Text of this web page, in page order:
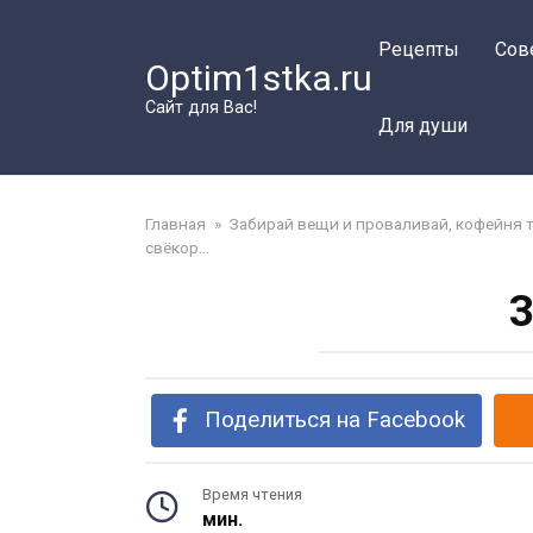
Optim1stka.ru
Сайт для Вас!
Рецепты
Для души
Главная » Забирай вещи и проваливай, кофейня
свёкор…
Поделиться на Facebook
Время чтения
мин.